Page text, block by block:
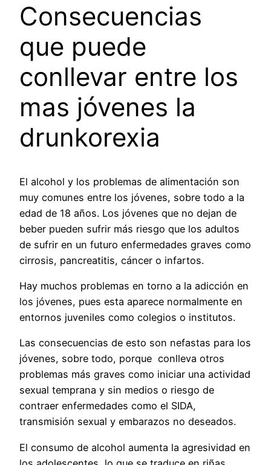
Consecuencias
que puede
conllevar entre los
mas jóvenes la
drunkorexia
El alcohol y los problemas de alimentación son
muy comunes entre los jóvenes, sobre todo a la
edad de 18 años. Los jóvenes que no dejan de
beber pueden sufrir más riesgo que los adultos
de sufrir en un futuro enfermedades graves como
cirrosis, pancreatitis, cáncer o infartos.
Hay muchos problemas en torno a la adicción en
los jóvenes, pues esta aparece normalmente en
entornos juveniles como colegios o institutos.
Las consecuencias de esto son nefastas para los
jóvenes, sobre todo, porque conlleva otros
problemas más graves como iniciar una actividad
sexual temprana y sin medios o riesgo de
contraer enfermedades como el SIDA,
transmisión sexual y embarazos no deseados.
El consumo de alcohol aumenta la agresividad en